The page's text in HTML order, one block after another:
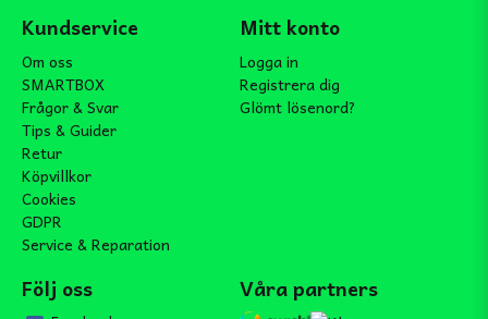
Kundservice
Om oss
SMARTBOX
Frågor & Svar
Tips & Guider
Retur
Köpvillkor
Cookies
GDPR
Service & Reparation
Mitt konto
Logga in
Registrera dig
Glömt lösenord?
Följ oss Våra partners